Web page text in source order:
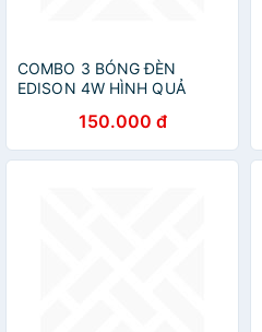
COMBO 3 BÓNG ĐÈN
EDISON 4W HÌNH QUẢ
150.000 đ